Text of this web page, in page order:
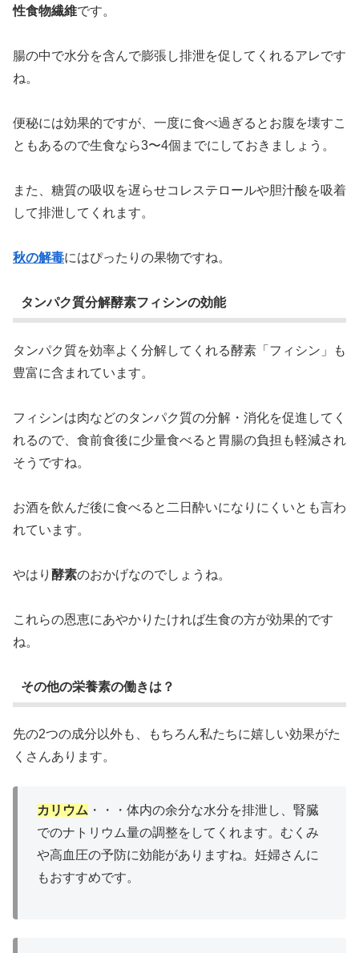
性食物繊維です。
腸の中で水分を含んで膨張し排泄を促してくれるアレです
ね。
便秘には効果的ですが、一度に食べ過ぎるとお腹を壊すこ
ともあるので生食なら3〜4個までにしておきましょう。
また、糖質の吸収を遅らせコレステロールや胆汁酸を吸着
して排泄してくれます。
秋の解毒にはぴったりの果物ですね。
タンパク質分解酵素フィシンの効能
タンパク質を効率よく分解してくれる酵素「フィシン」も
豊富に含まれています。
フィシンは肉などのタンパク質の分解・消化を促進してく
れるので、食前食後に少量食べると胃腸の負担も軽減され
そうですね。
お酒を飲んだ後に食べると二日酔いになりにくいとも言わ
れています。
やはり 酵素のおかげなのでしょうね。
これらの恩恵にあやかりたければ生食の方が効果的です
ね。
その他の栄養素の働きは？
先の2つの成分以外も、もちろん私たちに嬉しい効果がた
くさんあります。
カリウム ・・・体内の余分な水分を排泄し、腎臓
でのナトリウム量の調整をしてくれます。むくみ
や高血圧の予防に効能がありますね。妊婦さんに
もおすすめです。